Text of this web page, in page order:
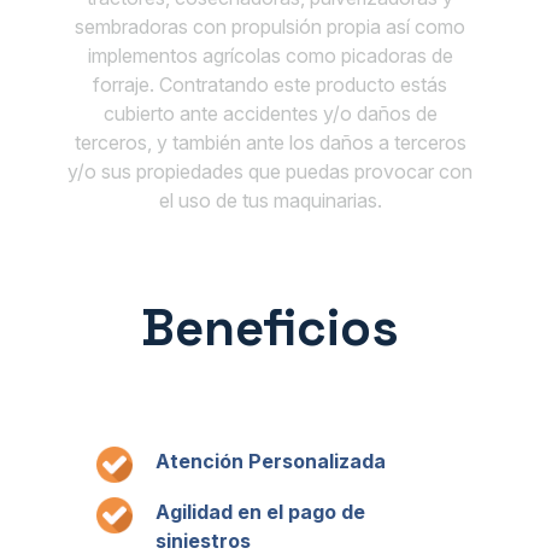
sembradoras con propulsión propia así como
implementos agrícolas como picadoras de
forraje. Contratando este producto estás
cubierto ante accidentes y/o daños de
terceros, y también ante los daños a terceros
y/o sus propiedades que puedas provocar con
el uso de tus maquinarias.
Beneficios
Atención Personalizada
Agilidad en el pago de
siniestros